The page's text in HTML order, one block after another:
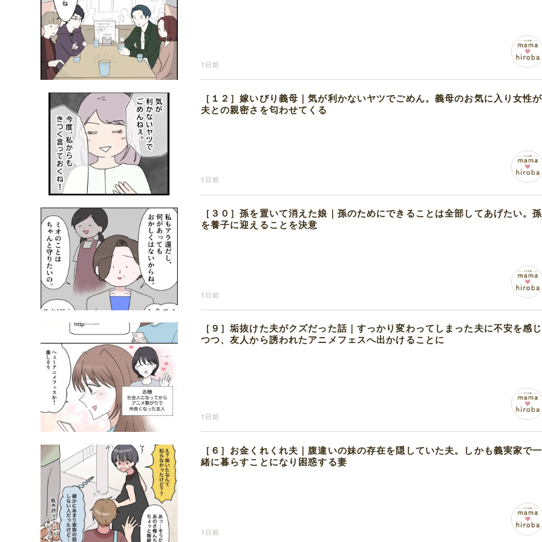
1日前
［１２］嫁いびり義母｜気が利かないヤツでごめん。義母のお気に入り女性が
夫との親密さを匂わせてくる
1日前
［３０］孫を置いて消えた娘｜孫のためにできることは全部してあげたい。孫
を養子に迎えることを決意
1日前
［９］垢抜けた夫がクズだった話｜すっかり変わってしまった夫に不安を感じ
つつ、友人から誘われたアニメフェスへ出かけることに
1日前
［６］お金くれくれ夫｜腹違いの妹の存在を隠していた夫。しかも義実家で一
緒に暮らすことになり困惑する妻
1日前